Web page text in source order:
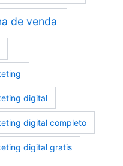
de venda
digital
digital completo
digital gratis